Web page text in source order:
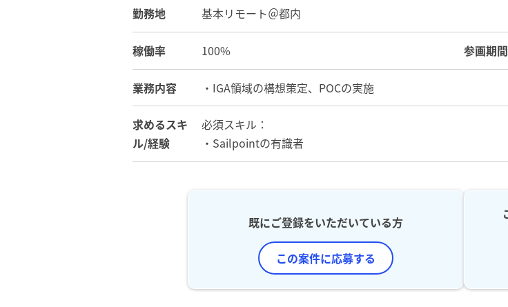
勤務地 基本リモート＠都内
稼働率 100% 参画期間
業務内容 ・IGA領域の構想策定、POCの実施
求めるスキ
ル/経験
必須スキル：
・Sailpointの有識者
既にご登録をいただいている方
この案件に応募する